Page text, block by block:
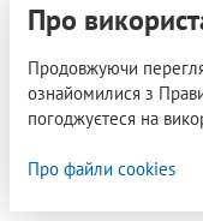
Про
Продовжуючи
ознайомилися з
погоджуєтеся на
Про файли cookies